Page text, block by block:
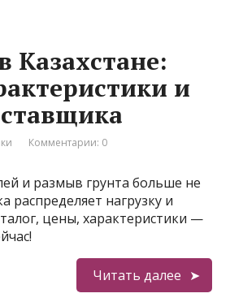
Казахстане:
и
Комментарии: 0
и размыв грунта больше не
распределяет нагрузку и
цены, характеристики —
Читать далее